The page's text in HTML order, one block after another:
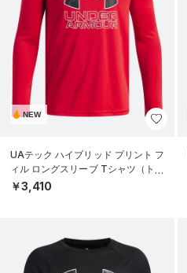
NEW
UAテック ハイブリッド プリント フ
ィル ロングスリーブ Tシャツ（トレ
ーニング/BOYS）
￥3,410